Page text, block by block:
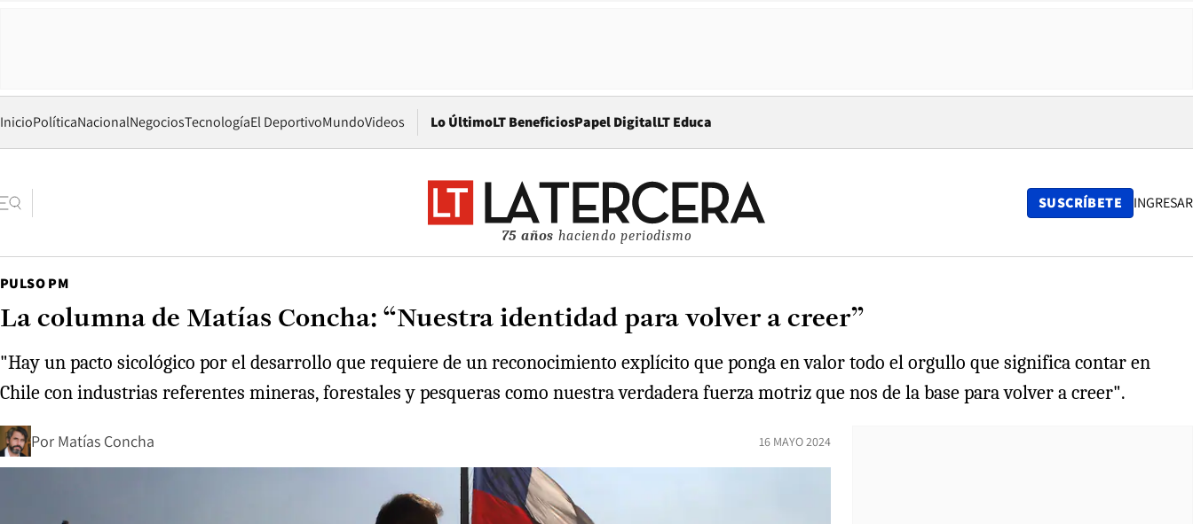
InicioPolíticaNacionalNegociosTecnologíaEl DeportivoMundoVideos Lo ÚltimoLT BeneficiosPapel DigitalOpens in new window
LT Educa
75 años haciendo periodismo
SUSCRÍBETE INGRESAR
PULSO PM
La columna de Matías Concha: “Nuestra identidad para volver a creer”
"Hay un pacto sicológico por el desarrollo que requiere de un reconocimiento explícito que ponga en valor todo el orgullo que significa contar en
Chile con industrias referentes mineras, forestales y pesqueras como nuestra verdadera fuerza motriz que nos de la base para volver a creer".
Por Matías Concha 16 MAYO 2024